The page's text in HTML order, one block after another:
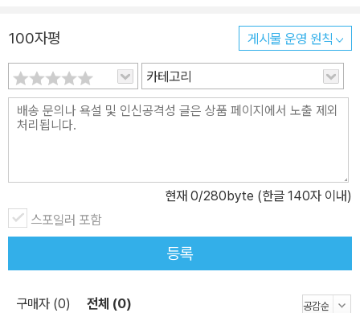
100자평 게시물 운영 원칙
카테고리
현재 0/280byte (한글 140자 이내)
스포일러 포함
등록
구매자 (0) 전체 (0)